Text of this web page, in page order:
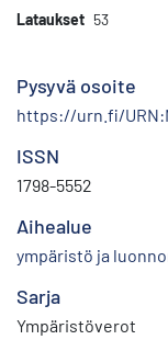
Lataukset 53
Pysyvä osoite
https://urn.fi/
ISSN
1798-5552
Aihealue
ympäristö ja
Sarja
Ympäristöverot